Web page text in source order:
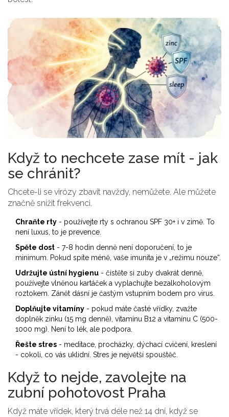
Když to nechcete zase mít - jak
se chránit?
Chcete-li se virózy zbavit navždy, nemůžete. Ale můžete
značně snížit frekvenci.
Chraňte rty - používejte rty s ochranou SPF 30+ i v zimě. To
není luxus, to je prevence.
Spěte dost - 7-8 hodin denně není doporučení, to je
minimum. Pokud spíte méně, vaše imunita je v „režimu nouze“.
Udržujte ústní hygienu - čistěte si zuby dvakrát denně,
používejte vlněnou kartáček a vyplachujte bezalkoholovým
roztokem. Zánět dásní je častým vstupním bodem pro virus.
Doplňujte vitamíny - pokud máte časté vřídky, zvažte
doplněk zinku (15 mg denně), vitamínu B12 a vitamínu C (500-
1000 mg). Není to lék, ale podpora.
Řešte stres - meditace, procházky, dýchací cvičení, kreslení
- cokoli, co vás uklidní. Stres je největší spouštěč.
Když to nejde, zavolejte na
zubní pohotovost Praha
Když máte vřídek, který trvá déle než 14 dní, když se